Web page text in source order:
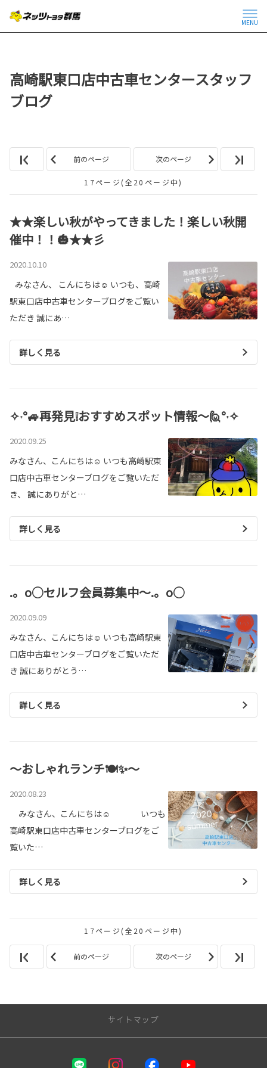
MENU
高崎駅東口店中古車センタースタッフ
ブログ
前のページ 次のページ
17ページ(全20ページ中)
★★楽しい秋がやってきました！楽しい秋開
催中！！🎃★★彡
2020.10.10
みなさん、 こんにちは☺ いつも、高崎
駅東口店中古車センターブログをご覧い
ただき 誠にあ…
詳しく見る
✧˖°🚙再発見❕おすすめスポット情報～🙋°˖✧
2020.09.25
みなさん、こんにちは☺ いつも高崎駅東
口店中古車センターブログをご覧いただ
き、 誠にありがと…
詳しく見る
.。o○セルフ会員募集中～.。o○
2020.09.09
みなさん、こんにちは☺ いつも高崎駅東
口店中古車センターブログをご覧いただ
き 誠にありがとう…
詳しく見る
～おしゃれランチ🍽✨～
2020.08.23
みなさん、こんにちは☺ いつも
高崎駅東口店中古車センターブログをご
覧いた…
詳しく見る
17ページ(全20ページ中)
前のページ 次のページ
サイトマップ